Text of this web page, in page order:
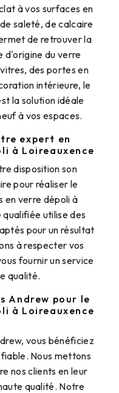
à vos surfaces en
saleté, de calcaire
de retrouver la
d'origine du verre
des portes en
intérieure, le
la solution idéale
à vos espaces.
expert en
à Loireauxence
disposition son
pour réaliser le
en verre dépoli à
utilise des
pour un résultat
à respecter vos
fournir un service
qualité.
Andrew pour le
à Loireauxence
vous bénéficiez
Nous mettons
nos clients en leur
qualité. Notre